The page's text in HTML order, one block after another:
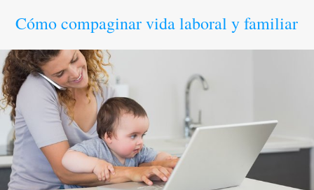
Cómo compaginar vida laboral y familiar